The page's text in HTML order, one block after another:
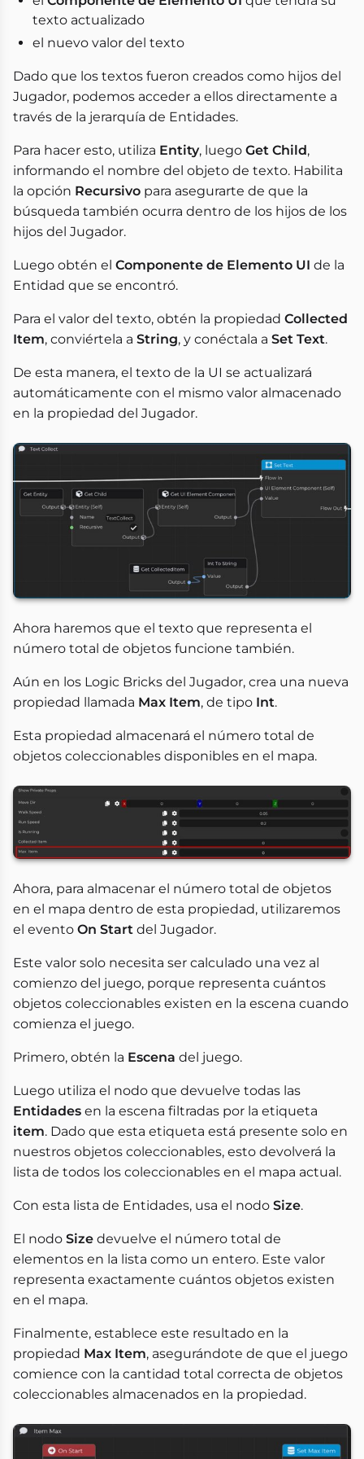
texto actualizado
el nuevo valor del texto
Dado que los textos fueron creados como hijos del
Jugador, podemos acceder a ellos directamente a
través de la jerarquía de Entidades.
Para hacer esto, utiliza Entity, luego Get Child,
informando el nombre del objeto de texto. Habilita
la opción Recursivo para asegurarte de que la
búsqueda también ocurra dentro de los hijos de los
hijos del Jugador.
Luego obtén el Componente de Elemento UI de la
Entidad que se encontró.
Para el valor del texto, obtén la propiedad Collected
Item, conviértela a String, y conéctala a Set Text.
De esta manera, el texto de la UI se actualizará
automáticamente con el mismo valor almacenado
en la propiedad del Jugador.
Ahora haremos que el texto que representa el
número total de objetos funcione también.
Aún en los Logic Bricks del Jugador, crea una nueva
propiedad llamada Max Item, de tipo Int.
Esta propiedad almacenará el número total de
objetos coleccionables disponibles en el mapa.
Ahora, para almacenar el número total de objetos
en el mapa dentro de esta propiedad, utilizaremos
el evento On Start del Jugador.
Este valor solo necesita ser calculado una vez al
comienzo del juego, porque representa cuántos
objetos coleccionables existen en la escena cuando
comienza el juego.
Primero, obtén la Escena del juego.
Luego utiliza el nodo que devuelve todas las
Entidades en la escena filtradas por la etiqueta
item. Dado que esta etiqueta está presente solo en
nuestros objetos coleccionables, esto devolverá la
lista de todos los coleccionables en el mapa actual.
Con esta lista de Entidades, usa el nodo Size.
El nodo Size devuelve el número total de
elementos en la lista como un entero. Este valor
representa exactamente cuántos objetos existen
en el mapa.
Finalmente, establece este resultado en la
propiedad Max Item, asegurándote de que el juego
comience con la cantidad total correcta de objetos
coleccionables almacenados en la propiedad.